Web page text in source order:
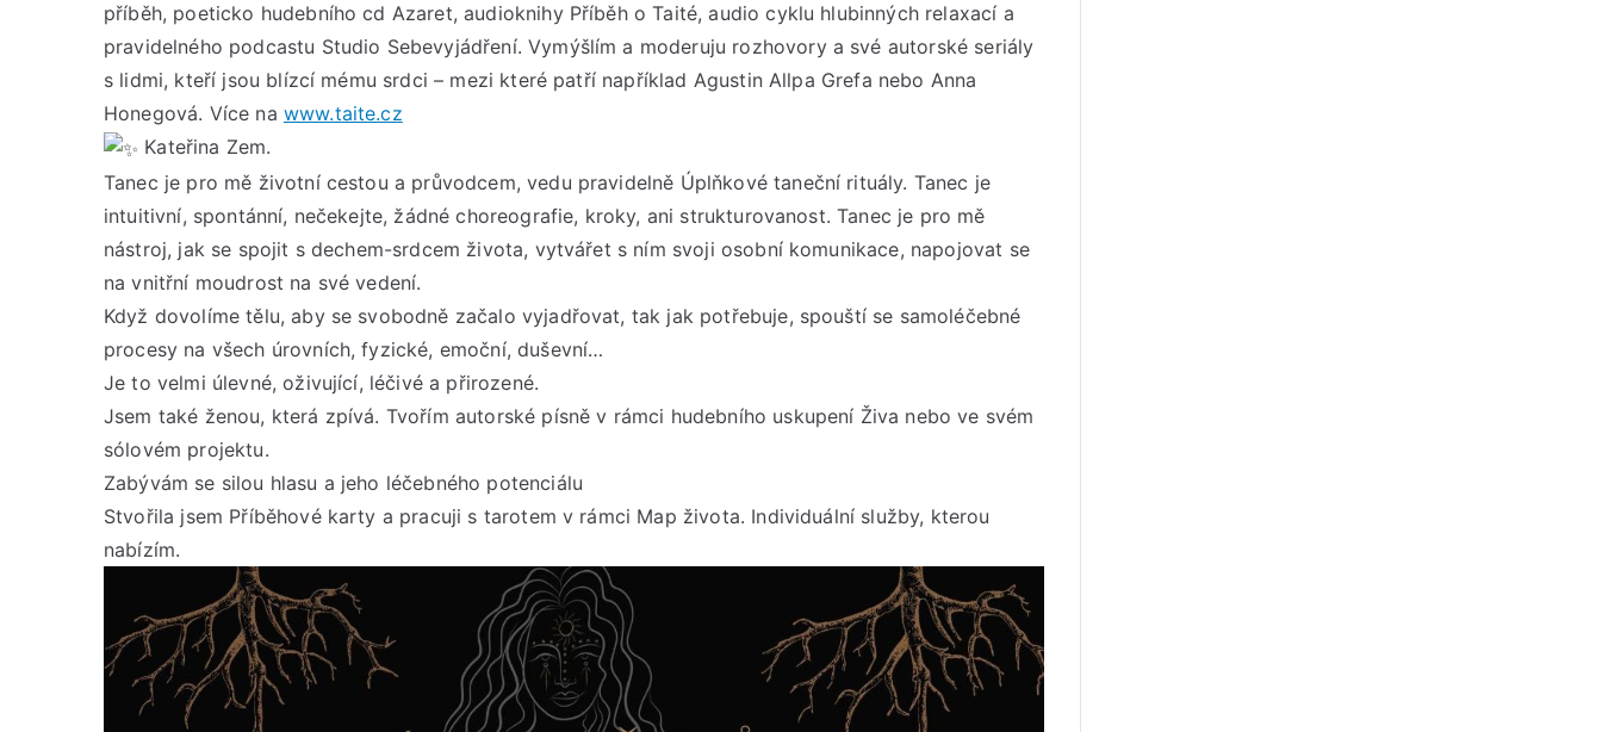
příběh, poeticko hudebního cd Azaret, audioknihy Příběh o Taité, audio cyklu hlubinných relaxací a
pravidelného podcastu Studio Sebevyjádření. Vymýšlím a moderuju rozhovory a své autorské seriály
s lidmi, kteří jsou blízcí mému srdci – mezi které patří například Agustin Allpa Grefa nebo Anna
Honegová. Více na www.taite.cz
Kateřina Zem.
Tanec je pro mě životní cestou a průvodcem, vedu pravidelně Úplňkové taneční rituály. Tanec je
intuitivní, spontánní, nečekejte, žádné choreografie, kroky, ani strukturovanost. Tanec je pro mě
nástroj, jak se spojit s dechem-srdcem života, vytvářet s ním svoji osobní komunikace, napojovat se
na vnitřní moudrost na své vedení.
Když dovolíme tělu, aby se svobodně začalo vyjadřovat, tak jak potřebuje, spouští se samoléčebné
procesy na všech úrovních, fyzické, emoční, duševní…
Je to velmi úlevné, oživující, léčivé a přirozené.
Jsem také ženou, která zpívá. Tvořím autorské písně v rámci hudebního uskupení Živa nebo ve svém
sólovém projektu.
Zabývám se silou hlasu a jeho léčebného potenciálu
Stvořila jsem Příběhové karty a pracuji s tarotem v rámci Map života. Individuální služby, kterou
nabízím.